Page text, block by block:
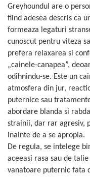
Greyhoundul are o
fiind adesea descris ca
formeaza legaturi
cunoscut pentru viteza
prefera relaxarea si
„cainele-canapea”,
odihnindu-se. Este un
atmosfera din jur,
puternice sau
abordare blanda si
strainii, dar rar agresiv,
inainte de a se apropia.
De regula, se intelege
aceeasi rasa sau de
vanatoare puternic fata